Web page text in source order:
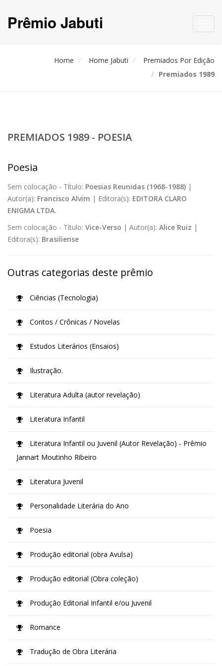
Prêmio Jabuti
Home Home Jabuti
Premiados Por Edição
Premiados 1989
PREMIADOS 1989 - POESIA
Poesia
Sem colocação - Título: Poesias Reunidas (1968-1988) |
Autor(a): Francisco Alvim | Editora(s): EDITORA CLARO
ENIGMA LTDA.
Sem colocação - Título: Vice-Verso | Autor(a): Alice Ruiz |
Editora(s): Brasiliense
Outras categorias deste prêmio
Ciências (Tecnologia)
Contos / Crônicas / Novelas
Estudos Literários (Ensaios)
Ilustração.
Literatura Adulta (autor revelação)
Literatura Infantil
Literatura Infantil ou Juvenil (Autor Revelação) - Prêmio
Jannart Moutinho Ribeiro
Literatura Juvenil
Personalidade Literária do Ano
Poesia
Produção editorial (obra Avulsa)
Produção editorial (Obra coleção)
Produção Editorial Infantil e/ou Juvenil
Romance
Tradução de Obra Literária